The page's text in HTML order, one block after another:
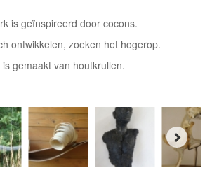
is geïnspireerd door cocons.
ontwikkelen, zoeken het hogerop.
is gemaakt van houtkrullen.